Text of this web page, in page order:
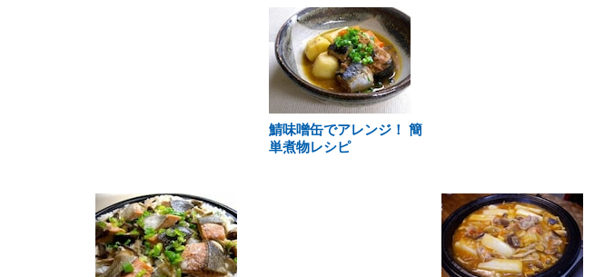
鯖味噌缶でアレンジ！ 簡
単煮物レシピ